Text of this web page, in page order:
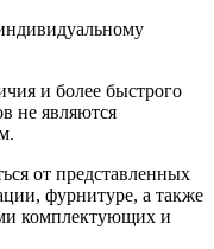
и более быстрого
не являются
от представленных
фурнитуре, а также
комплектующих и